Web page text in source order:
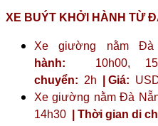
XE BUÝT KHỞI HÀNH TỪ
Xe giường nằm
hành: 10h00,
chuyển: 2h | Giá:
Xe giường nằm Đà
14h30
| Thời gian di